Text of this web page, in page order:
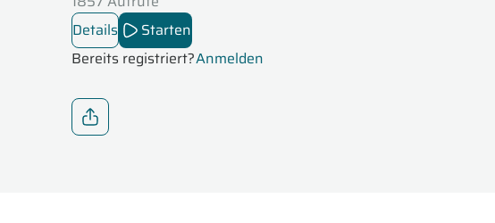
Details
Starten
Bereits registriert?Anmelden